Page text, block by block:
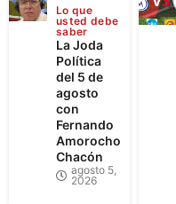
Lo que
usted debe
saber
La Joda
Política
del 5 de
agosto
con
Fernando
Amorocho
Chacón
agosto 5,
2026